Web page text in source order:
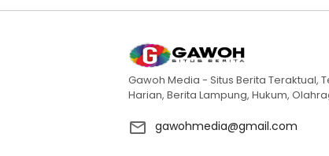
Gawoh Media - Situs Berita Teraktual,
Harian, Berita Lampung, Hukum,
gawohmedia@gmail.com